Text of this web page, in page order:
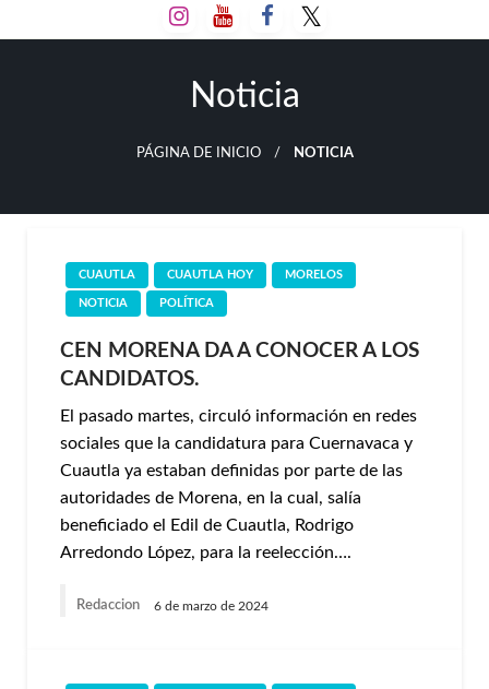
al
Noticia
PÁGINA DE INICIO NOTICIA
CUAUTLA CUAUTLA HOY MORELOS
NOTICIA POLÍTICA
CEN MORENA DA A CONOCER A LOS
CANDIDATOS.
El pasado martes, circuló información en redes
sociales que la candidatura para Cuernavaca y
Cuautla ya estaban definidas por parte de las
autoridades de Morena, en la cual, salía
beneficiado el Edil de Cuautla, Rodrigo
Arredondo López, para la reelección….
Redaccion 6 de marzo de 2024